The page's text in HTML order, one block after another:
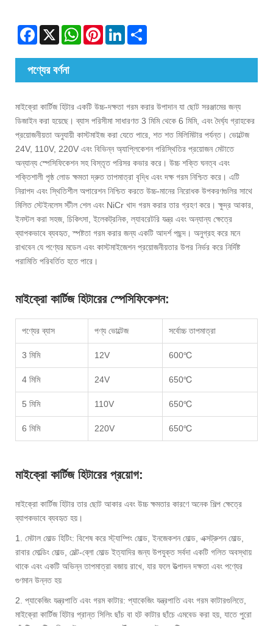
Facebook
X WhatsAppPinterestLinkedIn
পণ্যের বর্ণনা
মাইক্রো কার্টিজ হিটার একটি উচ্চ-দক্ষতা গরম করার উপাদান যা ছোট সরঞ্জামের জন্য
ডিজাইন করা হয়েছে। ব্যাস পরিসীমা সাধারণত 3 মিমি থেকে 6 মিমি, এবং দৈর্ঘ্য গ্রাহকের
প্রয়োজনীয়তা অনুযায়ী কাস্টমাইজ করা যেতে পারে, শত শত মিলিমিটার পর্যন্ত। ভোল্টেজ
24V, 110V, 220V এবং বিভিন্ন অ্যাপ্লিকেশন পরিস্থিতির প্রয়োজন মেটাতে
অন্যান্য স্পেসিফিকেশন সহ বিস্তৃত পরিসর কভার করে। উচ্চ শক্তি ঘনত্ব এবং
শক্তিশালী পৃষ্ঠ লোড ক্ষমতা দ্রুত তাপমাত্রা বৃদ্ধি এবং দক্ষ গরম নিশ্চিত করে। এটি
নিরাপদ এবং স্থিতিশীল অপারেশন নিশ্চিত করতে উচ্চ-মানের নিরোধক উপকরণগুলির সাথে
মিলিত স্টেইনলেস স্টীল শেল এবং NiCr খাদ গরম করার তার গ্রহণ করে। ক্ষুদ্র আকার,
ইনস্টল করা সহজ, চিকিৎসা, ইলেকট্রনিক, ল্যাবরেটরি যন্ত্র এবং অন্যান্য ক্ষেত্রে
ব্যাপকভাবে ব্যবহৃত, স্পষ্টতা গরম করার জন্য একটি আদর্শ পছন্দ। অনুগ্রহ করে মনে
রাখবেন যে পণ্যের মডেল এবং কাস্টমাইজেশন প্রয়োজনীয়তার উপর নির্ভর করে নির্দিষ্ট
পরামিতি পরিবর্তিত হতে পারে।
মাইক্রো কার্টিজ হিটারের স্পেসিফিকেশন:
পণ্যের ব্যাস পণ্য ভোল্টেজ সর্বোচ্চ তাপমাত্রা
3 মিমি 12V 600℃
4 মিমি 24V 650℃
5 মিমি 110V 650℃
6 মিমি 220V 650℃
মাইক্রো কার্টিজ হিটারের প্রয়োগ:
মাইক্রো কার্টিজ হিটার তার ছোট আকার এবং উচ্চ ক্ষমতার কারণে অনেক শিল্প ক্ষেত্রে
ব্যাপকভাবে ব্যবহৃত হয়।
1. মেটাল মোল্ড হিটিং: বিশেষ করে স্ট্যাম্পিং মোল্ড, ইনজেকশন মোল্ড, এক্সট্রুশন মোল্ড,
রাবার মোল্ডিং মোল্ড, মেল্ট-ব্লো মোল্ড ইত্যাদির জন্য উপযুক্ত সর্বদা একটি গলিত অবস্থায়
থাকে এবং একটি অভিন্ন তাপমাত্রা বজায় রাখে, যার ফলে উত্পাদন দক্ষতা এবং পণ্যের
গুণমান উন্নত হয়
2. প্যাকেজিং যন্ত্রপাতি এবং গরম কাটার: প্যাকেজিং যন্ত্রপাতি এবং গরম কাটারগুলিতে,
মাইক্রো কার্টিজ হিটার প্রান্ত সিলিং ছাঁচ বা হট কাটার ছাঁচে এমবেড করা হয়, যাতে পুরো